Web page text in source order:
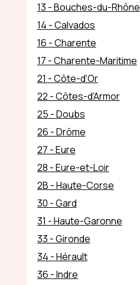
13 - Bouches-du-Rhône
14 - Calvados
16 - Charente
17 - Charente-Maritime
21 - Côte-d'Or
22 - Côtes-d'Armor
25 - Doubs
26 - Drôme
27 - Eure
28 - Eure-et-Loir
2B - Haute-Corse
30 - Gard
31 - Haute-Garonne
33 - Gironde
34 - Hérault
36 - Indre